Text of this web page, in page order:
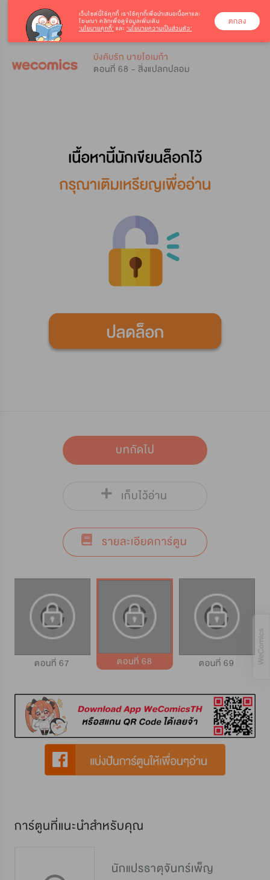
บังคับรัก นายโอเมก้า
ตอนที่ 68 - สิ่งแปลกปลอม
บทถัดไป
เก็บไว้อ่าน
รายละเอียดการ์ตูน
ตอนที่ 67 ตอนที่ 68 ตอนที่ 69
การ์ตูนที่แนะนำสำหรับคุณ
นักแปรธาตุจันทร์เพ็ญ
เว็บไซต์นี้ใช้คุกกี้ เราใช้คุกกี้เพื่อนำเสนอเนื้อหาและ
โฆษณา คลิกเพื่อดูข้อมูลเพิ่มเติม
‘นโยบายคุกกี้’ และ ‘นโยบายความเป็นส่วนตัว’
ตกลง